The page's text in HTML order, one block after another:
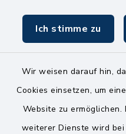
Ich stimme zu
Wir weisen darauf hin,
Cookies einsetzen, um
Website zu
weiterer Dienste wird